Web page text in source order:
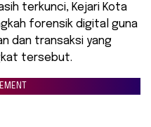
terkunci, Kejari Kota
forensik digital guna
dan transaksi yang
tersebut.